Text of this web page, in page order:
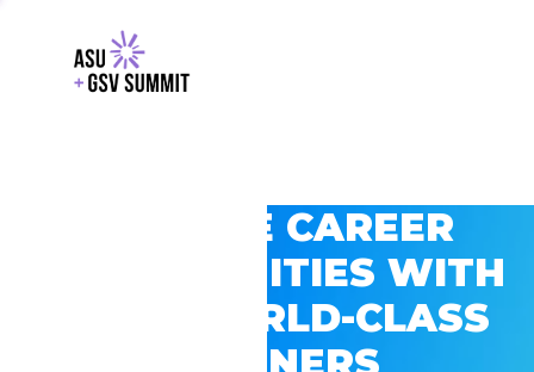
EXPLORE CAREER
OPPORTUNITIES WITH
GSV’S WORLD-CLASS